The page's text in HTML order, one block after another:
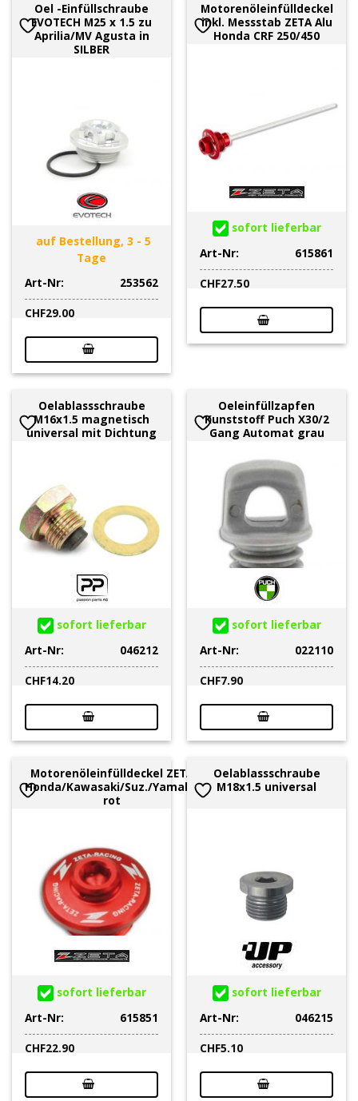
Oel -Einfüllschraube
EVOTECH M25 x 1.5 zu
Aprilia/MV Agusta in
SILBER
auf Bestellung, 3 - 5
Tage
Art-Nr:
253562
CHF29.00
Motorenöleinfülldeckel
inkl. Messstab ZETA Alu
Honda CRF 250/450
sofort lieferbar
Art-Nr:
615861
CHF27.50
Oelablassschraube
M16x1.5 magnetisch
universal mit Dichtung
sofort lieferbar
Art-Nr:
046212
CHF14.20
Oeleinfüllzapfen
Kunststoff Puch X30/2
Gang Automat grau
sofort lieferbar
Art-Nr:
022110
CHF7.90
Motorenöleinfülldeckel ZETA
Honda/Kawasaki/Suz./Yamaha
rot
sofort lieferbar
Art-Nr:
615851
CHF22.90
Oelablassschraube
M18x1.5 universal
sofort lieferbar
Art-Nr:
046215
CHF5.10